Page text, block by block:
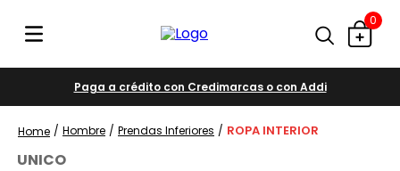
0
Paga a crédito con Credimarcas o con Addi
Hombre Prendas Inferiores ROPA INTERIOR
UNICO